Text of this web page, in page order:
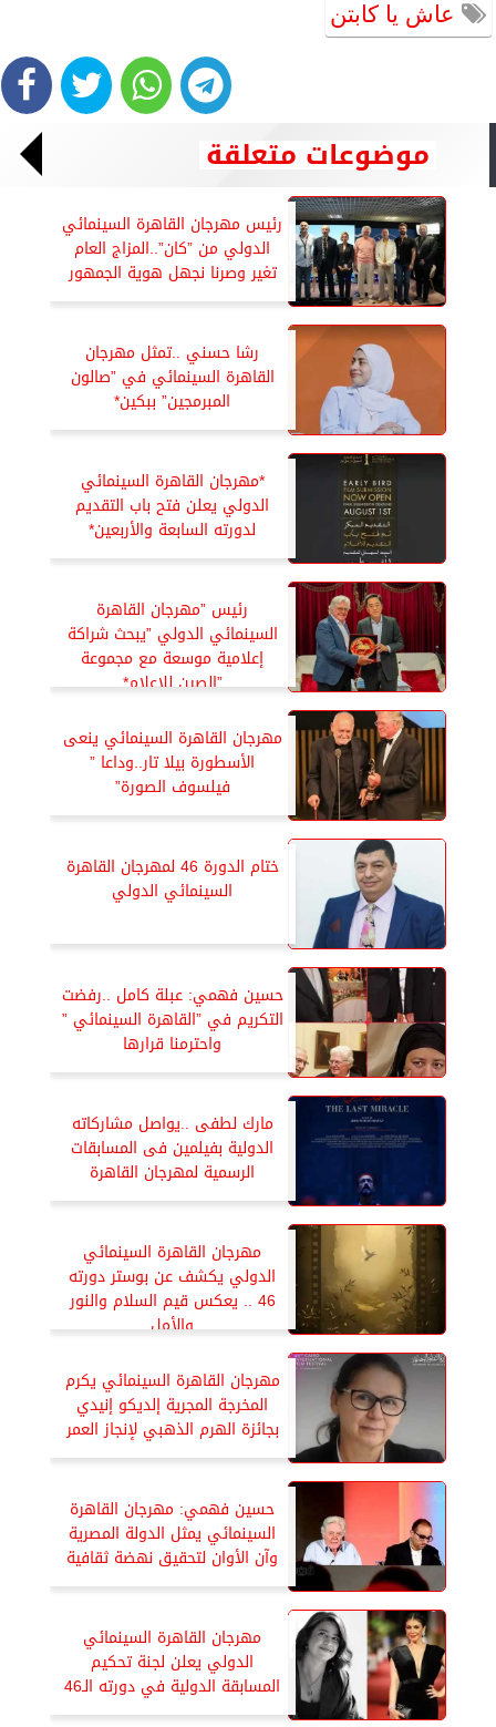
عاش يا كابتن
موضوعات متعلقة
رئيس مهرجان القاهرة السينمائي
الدولي من ”كان”..المزاج العام
تغير وصرنا نجهل هوية الجمهور
رشا حسني ..تمثل مهرجان
القاهرة السينمائي في ”صالون
المبرمجين” ببكين*
*مهرجان القاهرة السينمائي
الدولي يعلن فتح باب التقديم
لدورته السابعة والأربعين*
رئيس ”مهرجان القاهرة
السينمائي الدولي ”يبحث شراكة
إعلامية موسعة مع مجموعة
”الصين للإعلام*
مهرجان القاهرة السينمائي ينعى
الأسطورة بيلا تار..وداعا ”
فيلسوف الصورة”
ختام الدورة 46 لمهرجان القاهرة
السينمائي الدولي
حسين فهمي: عبلة كامل ..رفضت
التكريم في ”القاهرة السينمائي ”
واحترمنا قرارها
مارك لطفى ..يواصل مشاركاته
الدولية بفيلمين فى المسابقات
الرسمية لمهرجان القاهرة
مهرجان القاهرة السينمائي
الدولي يكشف عن بوستر دورته
46 .. يعكس قيم السلام والنور
والأمل
مهرجان القاهرة السينمائي يكرم
المخرجة المجریة إلديكو إنيدي
بجائزة الهرم الذهبي لإنجاز العمر
حسين فهمي: مهرجان القاهرة
السينمائي يمثل الدولة المصرية
وآن الأوان لتحقيق نهضة ثقافية
مهرجان القاهرة السينمائي
الدولي يعلن لجنة تحكيم
المسابقة الدولية في دورته الـ46